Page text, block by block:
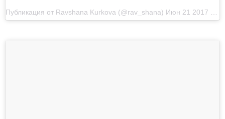
Публикация от Ravshana Kurkova (@rav_shana) Июн 21 2017 в 4:20 PDT